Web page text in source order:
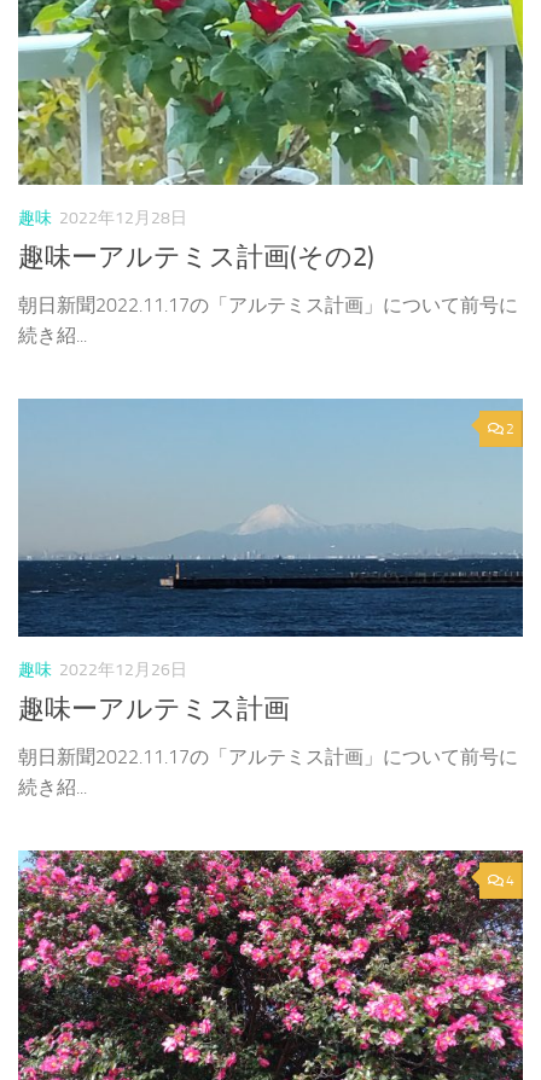
趣味 2022年12月28日
趣味ーアルテミス計画(その2)
朝日新聞2022.11.17の「アルテミス計画」について前号に
続き紹...
2
趣味 2022年12月26日
趣味ーアルテミス計画
朝日新聞2022.11.17の「アルテミス計画」について前号に
続き紹...
4